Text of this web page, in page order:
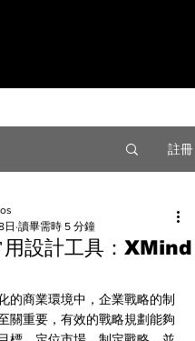
註冊
用設計工具：XMind
日 讀畢需時 5 分鐘
的商業環境中，企業戰略的制
關重要，有效的戰略規劃能夠